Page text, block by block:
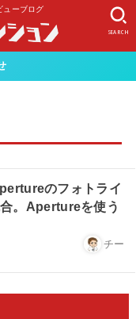
ューブログ
SEARCH
のフォトライ
。Apertureを使う
チー